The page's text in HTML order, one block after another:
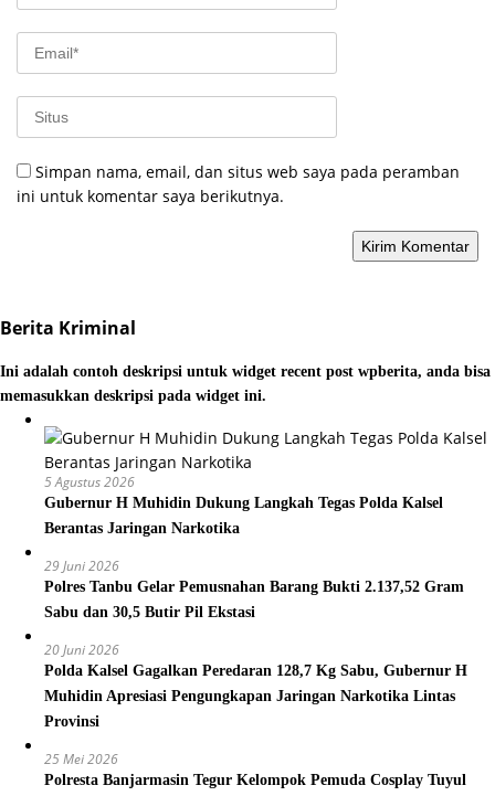
Simpan nama, email, dan situs web saya pada peramban
ini untuk komentar saya berikutnya.
Berita Kriminal
Ini adalah contoh deskripsi untuk widget recent post wpberita, anda bisa
memasukkan deskripsi pada widget ini.
5 Agustus 2026
Gubernur H Muhidin Dukung Langkah Tegas Polda Kalsel
Berantas Jaringan Narkotika
29 Juni 2026
Polres Tanbu Gelar Pemusnahan Barang Bukti 2.137,52 Gram
Sabu dan 30,5 Butir Pil Ekstasi
20 Juni 2026
Polda Kalsel Gagalkan Peredaran 128,7 Kg Sabu, Gubernur H
Muhidin Apresiasi Pengungkapan Jaringan Narkotika Lintas
Provinsi
25 Mei 2026
Polresta Banjarmasin Tegur Kelompok Pemuda Cosplay Tuyul